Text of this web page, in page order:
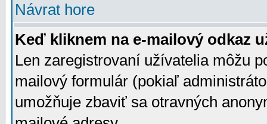
Návrat hore
Keď kliknem na e-mailový odkaz
Len zaregistrovaní užívatelia môžu
mailový formulár (pokiaľ
umožňuje zbaviť sa otravných